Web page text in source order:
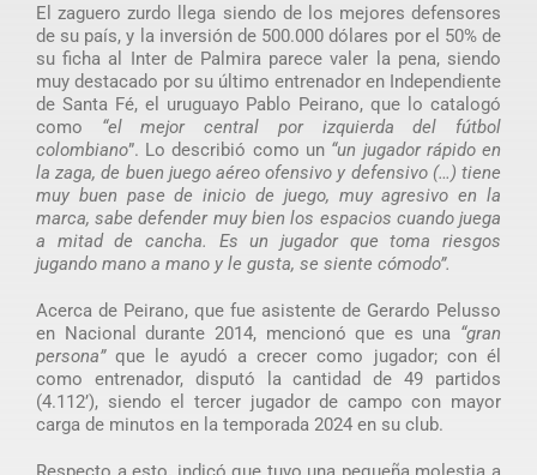
El zaguero zurdo llega siendo de los mejores defensores
de su país, y la inversión de 500.000 dólares por el 50% de
su ficha al Inter de Palmira parece valer la pena, siendo
muy destacado por su último entrenador en Independiente
de Santa Fé, el uruguayo Pablo Peirano, que lo catalogó
como “el mejor central por izquierda del fútbol
colombiano”. Lo describió como un “un jugador rápido en
la zaga, de buen juego aéreo ofensivo y defensivo (…) tiene
muy buen pase de inicio de juego, muy agresivo en la
marca, sabe defender muy bien los espacios cuando juega
a mitad de cancha. Es un jugador que toma riesgos
jugando mano a mano y le gusta, se siente cómodo”.
Acerca de Peirano, que fue asistente de Gerardo Pelusso
en Nacional durante 2014, mencionó que es una “gran
persona”que le ayudó a crecer como jugador; con él
como entrenador, disputó la cantidad de 49 partidos
(4.112’), siendo el tercer jugador de campo con mayor
carga de minutos en la temporada 2024 en su club.